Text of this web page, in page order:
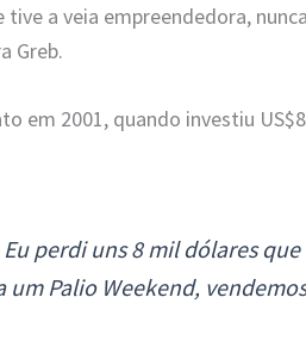
tive a veia empreendedora,
Greb.
em 2001, quando investiu
perdi uns 8 mil dólares
Palio Weekend,